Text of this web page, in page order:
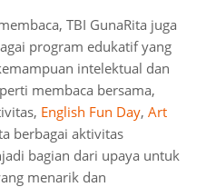
TBI GunaRita juga
program edukatif yang
intelektual dan
membaca bersama,
English Fun Day, Art
berbagai aktivitas
bagian dari upaya untuk
menarik dan